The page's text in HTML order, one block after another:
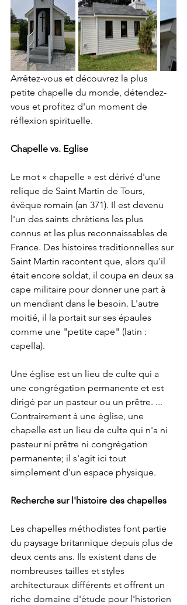
Arrêtez-vous et découvrez la plus
petite chapelle du monde, détendez-
vous et profitez d'un moment de
réflexion spirituelle.
Chapelle vs. Eglise
Le mot « chapelle » est dérivé d'une
relique de Saint Martin de Tours,
évêque romain (an 371). Il est devenu
l'un des saints chrétiens les plus
connus et les plus reconnaissables de
France. Des histoires traditionnelles sur
Saint Martin racontent que, alors qu'il
était encore soldat, il coupa en deux sa
cape militaire pour donner une part à
un mendiant dans le besoin. L'autre
moitié, il la portait sur ses épaules
comme une "petite cape" (latin :
capella).
Une église est un lieu de culte qui a
une congrégation permanente et est
dirigé par un pasteur ou un prêtre. ...
Contrairement à une église, une
chapelle est un lieu de culte qui n'a ni
pasteur ni prêtre ni congrégation
permanente; il s'agit ici tout
simplement d'un espace physique.
Recherche sur l'histoire des chapelles
Les chapelles méthodistes font partie
du paysage britannique depuis plus de
deux cents ans. Ils existent dans de
nombreuses tailles et styles
architecturaux différents et offrent un
riche domaine d'étude pour l'historien